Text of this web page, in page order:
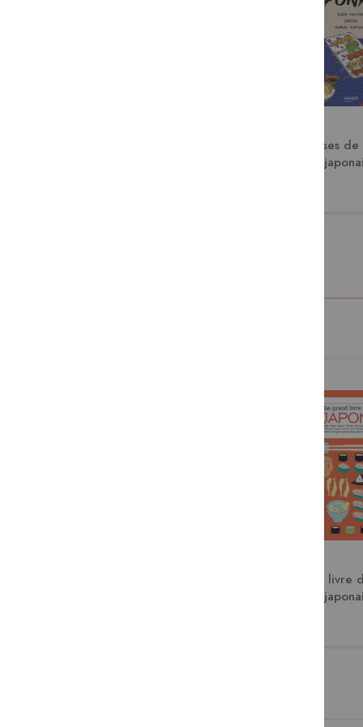
Les bases
Le grand livre